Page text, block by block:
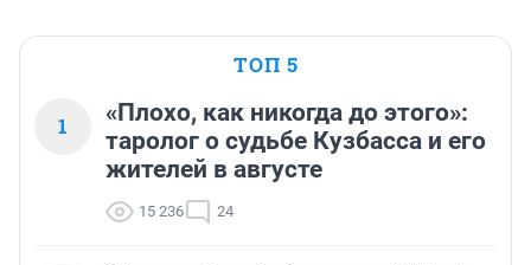
ТОП 5
1
«Плохо, как никогда до этого»:
таролог о судьбе Кузбасса и его
жителей в августе
15 236 24